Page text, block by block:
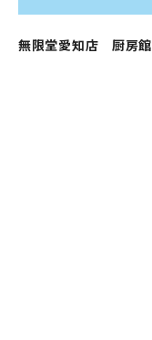
無限堂愛知店 厨房館